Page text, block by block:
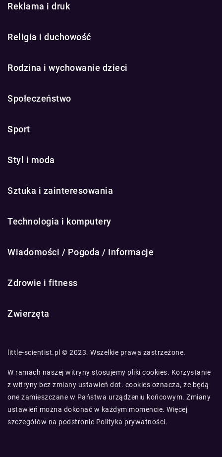
Reklama i druk
Religia i duchowość
Rodzina i wychowanie dzieci
Społeczeństwo
Sport
Styl i moda
Sztuka i zainteresowania
Technologia i komputery
Wiadomości / Pogoda / Informacje
Zdrowie i fitness
Zwierzęta
little-scientist.pl © 2023. Wszelkie prawa zastrzeżone.
W ramach naszej witryny stosujemy pliki cookies. Korzystanie
z witryny bez zmiany ustawień dot. cookies oznacza, że będą
one zamieszczane w Państwa urządzeniu końcowym. Zmiany
ustawień można dokonać w każdym momencie. Więcej
szczegółów na podstronie Polityka prywatności.